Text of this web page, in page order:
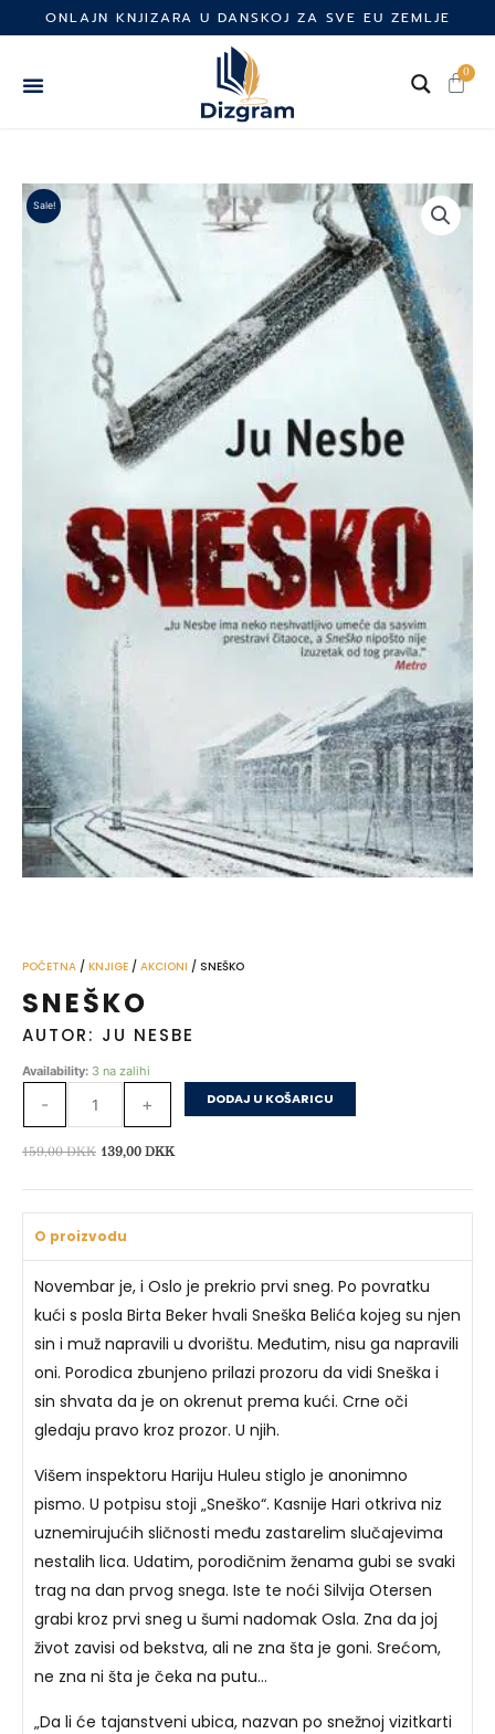
to
ONLAJN KNJIZARA U DANSKOJ ZA SVE EU ZEMLJE
0
Cart
Sale!
POČETNA / KNJIGE / AKCIONI / SNEŠKO
SNEŠKO
AUTOR: JU NESBE
Availability: 3 na zalihi
-
Sneško
+ DODAJ U KOŠARICU
159,00DKK Izvorna
139,00 DKKTrenutna
O proizvodu
Novembar je, i Oslo je prekrio prvi sneg. Po povratku
kući s posla Birta Beker hvali Sneška Belića kojeg su njen
sin i muž napravili u dvorištu. Međutim, nisu ga napravili
oni. Porodica zbunjeno prilazi prozoru da vidi Sneška i
sin shvata da je on okrenut prema kući. Crne oči
gledaju pravo kroz prozor. U njih.
Višem inspektoru Hariju Huleu stiglo je anonimno
pismo. U potpisu stoji „Sneško“. Kasnije Hari otkriva niz
uznemirujućih sličnosti među zastarelim slučajevima
nestalih lica. Udatim, porodičnim ženama gubi se svaki
trag na dan prvog snega. Iste te noći Silvija Otersen
grabi kroz prvi sneg u šumi nadomak Osla. Zna da joj
život zavisi od bekstva, ali ne zna šta je goni. Srećom,
ne zna ni šta je čeka na putu…
„Da li će tajanstveni ubica, nazvan po snežnoj vizitkarti